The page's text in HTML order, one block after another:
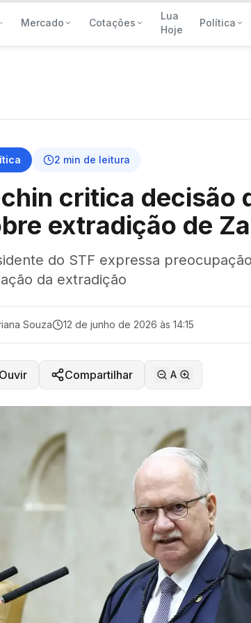
Mercado Cotações
Lua
Hoje
Política
2 min de leitura
critica decisão
extradição de
do STF expressa
da extradição
Souza 12 de junho de 2026 às 14:15
Compartilhar A